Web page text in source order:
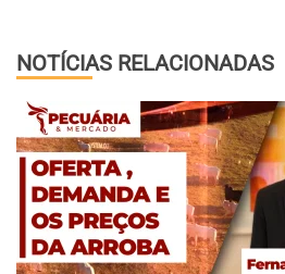
NOTÍCIAS RELACIONADAS